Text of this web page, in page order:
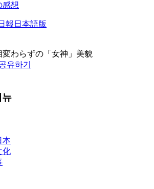
感想
報日本語版
変わらずの「女神」美貌
유하기
뉴
本
化